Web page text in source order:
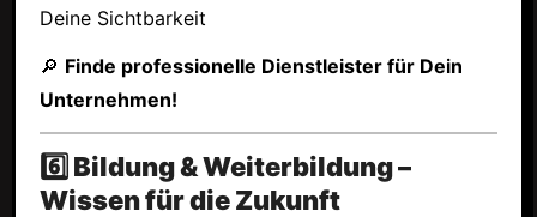
Deine Sichtbarkeit
🔎 Finde professionelle Dienstleister für Dein
Unternehmen!
6️⃣ Bildung & Weiterbildung –
Wissen für die Zukunft